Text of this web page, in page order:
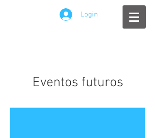
Login
Eventos futuros